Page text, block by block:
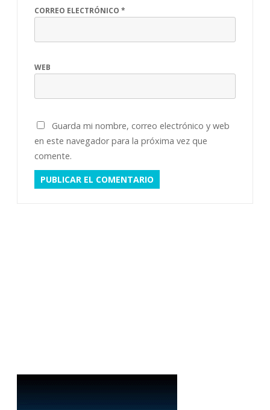
CORREO ELECTRÓNICO *
WEB
Guarda mi nombre, correo electrónico y web
en este navegador para la próxima vez que
comente.